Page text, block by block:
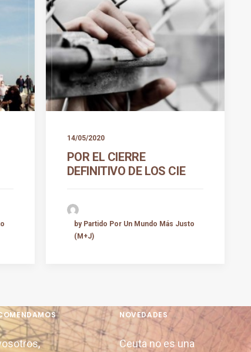
14/05/2020
POR EL CIERRE
DEFINITIVO DE LOS CIE
by Partido Por Un Mundo Más Justo
(M+J)
NOVEDADES
Ceuta no es una